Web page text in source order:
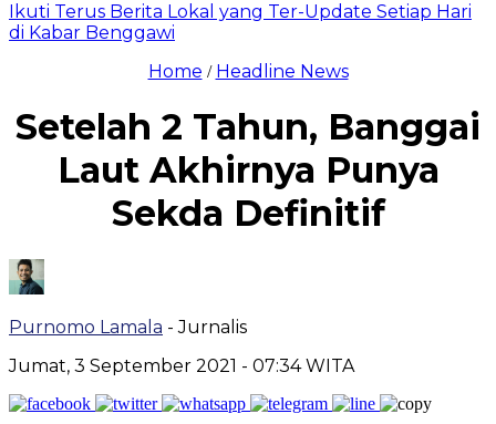
Ikuti Terus Berita Lokal yang Ter-Update Setiap Hari
di Kabar Benggawi
Home / Headline News
Setelah 2 Tahun, Banggai
Laut Akhirnya Punya
Sekda Definitif
Purnomo Lamala - Jurnalis
Jumat, 3 September 2021 - 07:34 WITA